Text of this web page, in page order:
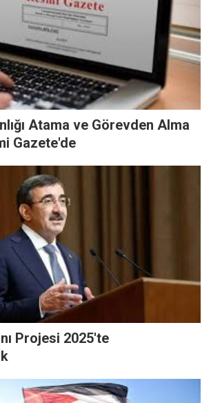
Atama ve Görevden Alma
Gazete'de
Projesi 2025'te